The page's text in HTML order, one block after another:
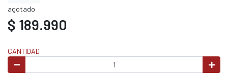
agotado
$ 189.990
CANTIDAD